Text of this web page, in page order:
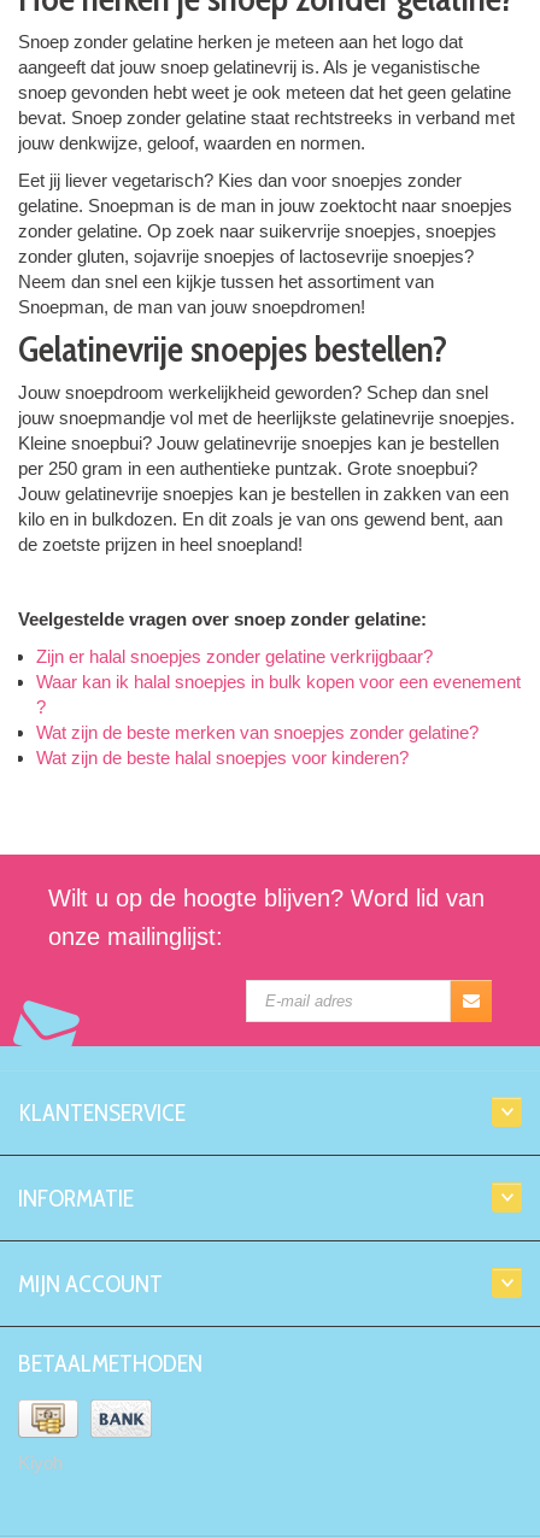
Snoep zonder gelatine herken je meteen aan het logo dat
aangeeft dat jouw snoep gelatinevrij is. Als je veganistische
snoep gevonden hebt weet je ook meteen dat het geen gelatine
bevat. Snoep zonder gelatine staat rechtstreeks in verband met
jouw denkwijze, geloof, waarden en normen.
Eet jij liever vegetarisch? Kies dan voor snoepjes zonder
gelatine. Snoepman is de man in jouw zoektocht naar snoepjes
zonder gelatine. Op zoek naar suikervrije snoepjes, snoepjes
zonder gluten, sojavrije snoepjes of lactosevrije snoepjes?
Neem dan snel een kijkje tussen het assortiment van
Snoepman, de man van jouw snoepdromen!
Gelatinevrije snoepjes bestellen?
Jouw snoepdroom werkelijkheid geworden? Schep dan snel
jouw snoepmandje vol met de heerlijkste gelatinevrije snoepjes.
Kleine snoepbui? Jouw gelatinevrije snoepjes kan je bestellen
per 250 gram in een authentieke puntzak. Grote snoepbui?
Jouw gelatinevrije snoepjes kan je bestellen in zakken van een
kilo en in bulkdozen. En dit zoals je van ons gewend bent, aan
de zoetste prijzen in heel snoepland!
Veelgestelde vragen over snoep zonder gelatine:
Zijn er halal snoepjes zonder gelatine verkrijgbaar?
Waar kan ik halal snoepjes in bulk kopen voor een evenement
?
Wat zijn de beste merken van snoepjes zonder gelatine?
Wat zijn de beste halal snoepjes voor kinderen?
Wilt u op de hoogte blijven? Word lid van
onze mailinglijst:
KLANTENSERVICE
INFORMATIE
MIJN ACCOUNT
BETAALMETHODEN
Kiyoh